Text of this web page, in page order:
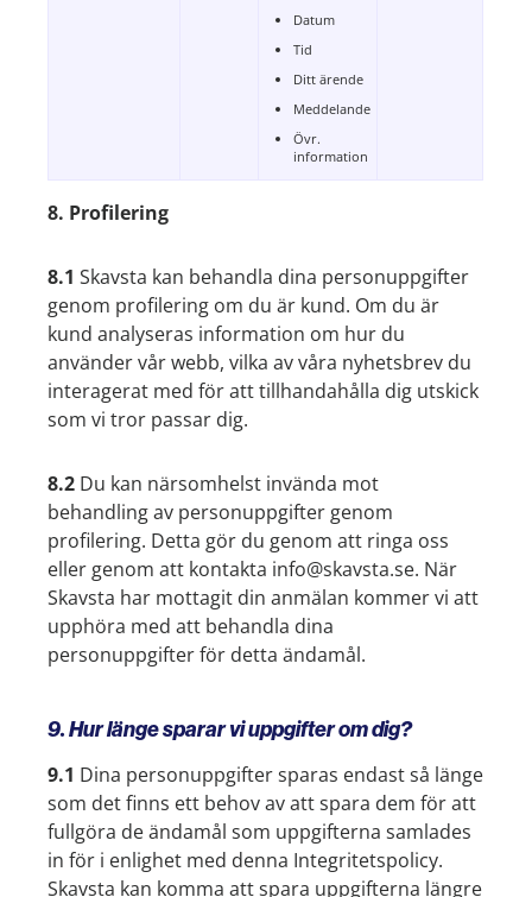
Datum
Tid
Ditt ärende
Meddelande
Övr.
information
8. Profilering
8.1 Skavsta kan behandla dina personuppgifter
genom profilering om du är kund. Om du är
kund analyseras information om hur du
använder vår webb, vilka av våra nyhetsbrev du
interagerat med för att tillhandahålla dig utskick
som vi tror passar dig.
8.2 Du kan närsomhelst invända mot
behandling av personuppgifter genom
profilering. Detta gör du genom att ringa oss
eller genom att kontakta info@skavsta.se. När
Skavsta har mottagit din anmälan kommer vi att
upphöra med att behandla dina
personuppgifter för detta ändamål.
9. Hur länge sparar vi uppgifter om dig?
9.1 Dina personuppgifter sparas endast så länge
som det finns ett behov av att spara dem för att
fullgöra de ändamål som uppgifterna samlades
in för i enlighet med denna Integritetspolicy.
Skavsta kan komma att spara uppgifterna längre